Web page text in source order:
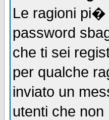
Le ragioni pi�
password
che ti sei
per qualche
inviato un
utenti che